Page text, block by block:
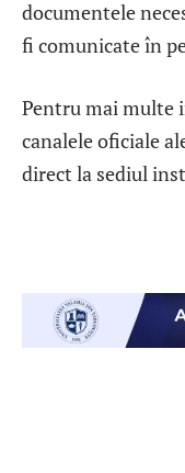
documentele
fi comunicate în
Pentru mai multe
canalele oficiale
direct la sediul